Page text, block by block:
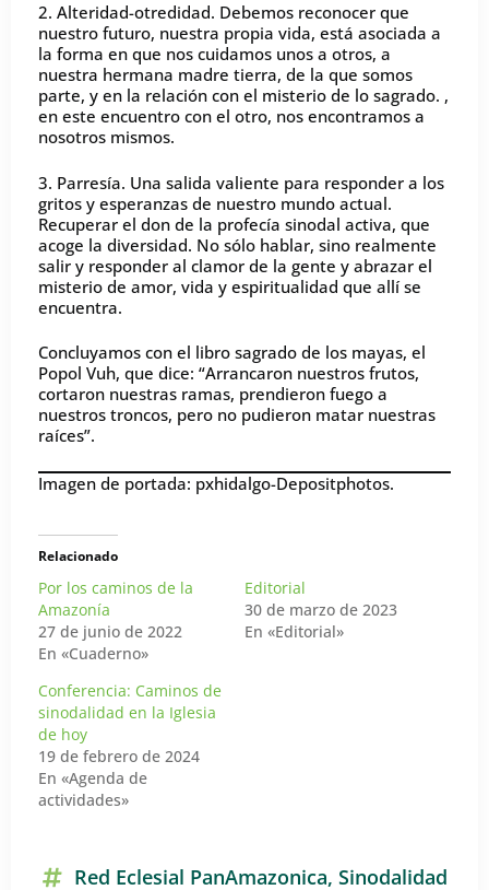
2. Alteridad-otredidad. Debemos reconocer que
nuestro futuro, nuestra propia vida, está asociada a
la forma en que nos cuidamos unos a otros, a
nuestra hermana madre tierra, de la que somos
parte, y en la relación con el misterio de lo sagrado. ,
en este encuentro con el otro, nos encontramos a
nosotros mismos.
3. Parresía. Una salida valiente para responder a los
gritos y esperanzas de nuestro mundo actual.
Recuperar el don de la profecía sinodal activa, que
acoge la diversidad. No sólo hablar, sino realmente
salir y responder al clamor de la gente y abrazar el
misterio de amor, vida y espiritualidad que allí se
encuentra.
Concluyamos con el libro sagrado de los mayas, el
Popol Vuh, que dice: “Arrancaron nuestros frutos,
cortaron nuestras ramas, prendieron fuego a
nuestros troncos, pero no pudieron matar nuestras
raíces”.
Imagen de portada: pxhidalgo-Depositphotos.
Relacionado
Por los caminos de la
Amazonía
27 de junio de 2022
En «Cuaderno»
Editorial
30 de marzo de 2023
En «Editorial»
Conferencia: Caminos de
sinodalidad en la Iglesia
de hoy
19 de febrero de 2024
En «Agenda de
actividades»
Red Eclesial PanAmazonica, Sinodalidad